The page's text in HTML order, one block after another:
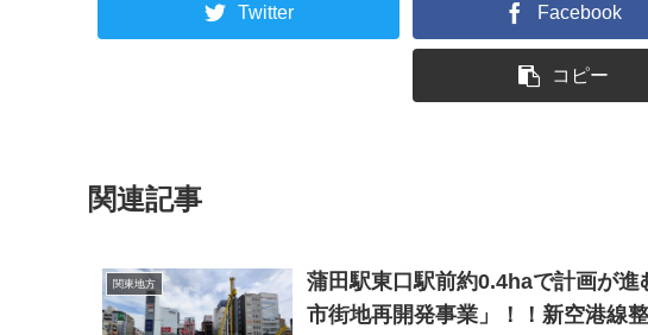
Twitter Facebook
コピー
関連記事
関東地方
蒲田駅東口駅前約0.4haで計画が
市街地再開発事業」！！新空港線